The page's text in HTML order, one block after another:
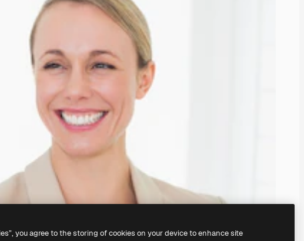
you agree to the storing of cookies on your device to enhance site